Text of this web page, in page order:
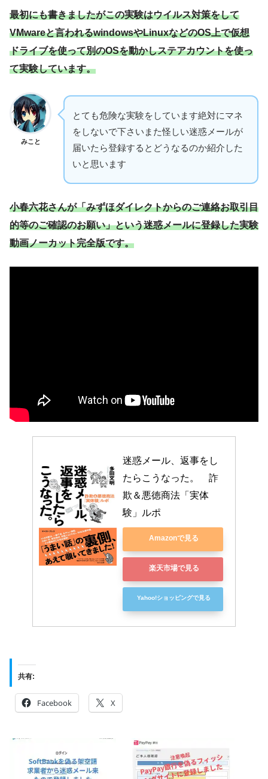
最初にも書きましたがこの実験はウイルス対策をして
VMwareと言われるwindowsやLinuxなどのOS上で仮想
ドライブを使って別のOSを動かしステアカウントを使っ
て実験しています。
みこと
とても危険な実験をしています絶対にマネ
をしないで下さいまた怪しい迷惑メールが
届いたら登録するとどうなるのか紹介した
いと思います
小春六花さんが「みずほダイレクトからのご連絡お取引目
的等のご確認のお願い」という迷惑メールに登録した実験
動画ノーカット完全版です。
迷惑メール、返事をし
たらこうなった。　詐
欺＆悪徳商法「実体
験」ルポ
Amazonで見る
楽天市場で見る
Yahoo!ショッピングで見る
共有:
Facebook X